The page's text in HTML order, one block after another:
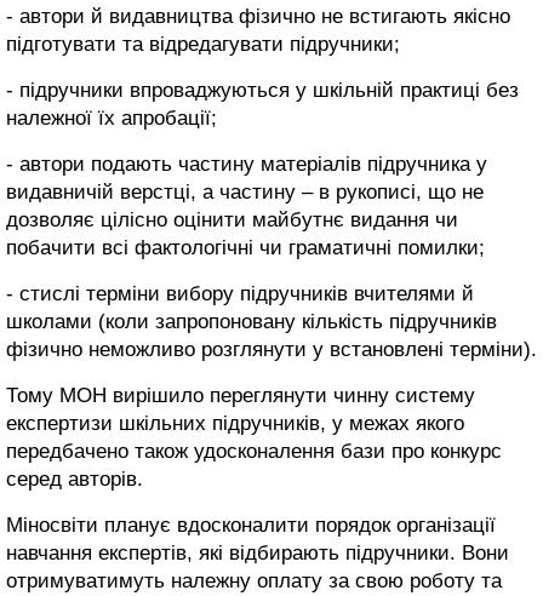
- автори й видавництва фізично не встигають якісно
підготувати та відредагувати підручники;
- підручники впроваджуються у шкільній практиці без
належної їх апробації;
- автори подають частину матеріалів підручника у
видавничій верстці, а частину – в рукописі, що не
дозволяє цілісно оцінити майбутнє видання чи
побачити всі фактологічні чи граматичні помилки;
- стислі терміни вибору підручників вчителями й
школами (коли запропоновану кількість підручників
фізично неможливо розглянути у встановлені терміни).
Тому МОН вирішило переглянути чинну систему
експертизи шкільних підручників, у межах якого
передбачено також удосконалення бази про конкурс
серед авторів.
Міносвіти планує вдосконалити порядок організації
навчання експертів, які відбирають підручники. Вони
отримуватимуть належну оплату за свою роботу та